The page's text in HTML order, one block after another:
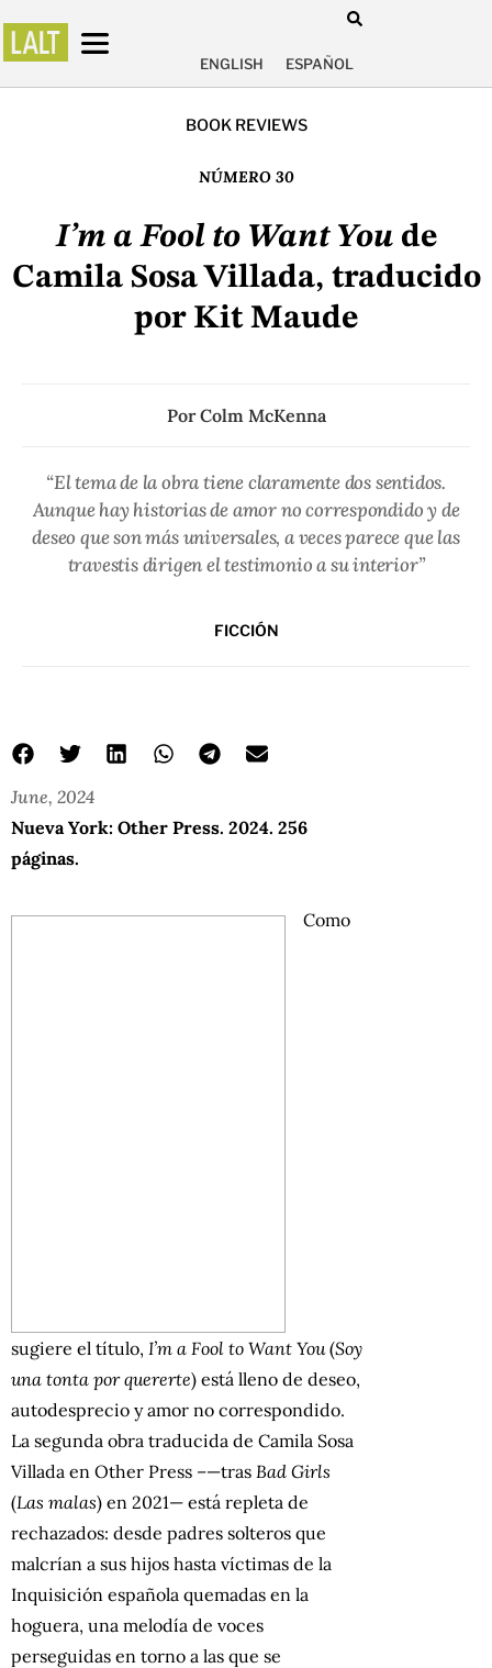
ENGLISH ESPAÑOL
BOOK REVIEWS
NÚMERO 30
I’m a Fool to Want Youde
Camila Sosa Villada, traducido
por Kit Maude
PorColm McKenna
“El tema de la obra tiene claramente dos sentidos.
Aunque hay historias de amor no correspondido y de
deseo que son más universales, a veces parece que las
travestis dirigen el testimonio a su interior”
FICCIÓN
June, 2024
Nueva York: Other Press. 2024. 256
páginas.
Como
sugiere el título, I’m a Fool to Want You(Soy
una tonta por quererte) está lleno de deseo,
autodesprecio y amor no correspondido.
La segunda obra traducida de Camila Sosa
Villada en Other Press –—tras Bad Girls
(Las malas) en 2021— está repleta de
rechazados: desde padres solteros que
malcrían a sus hijos hasta víctimas de la
Inquisición española quemadas en la
hoguera, una melodía de voces
perseguidas en torno a las que se